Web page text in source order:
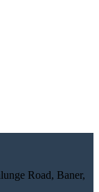
Road, Baner,